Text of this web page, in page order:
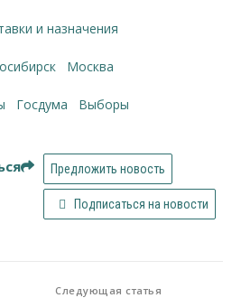
и назначения
Москва
Госдума выборы
Предложить новость
Подписаться на новости
Следующая статья